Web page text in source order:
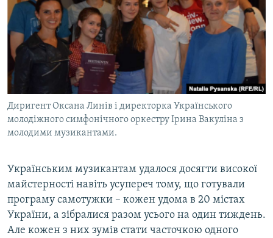
Диригент Оксана Линів і директорка Українського
молодіжного симфонічного оркестру Ірина Вакуліна з
молодими музикантами.
Українським музикантам удалося досягти високої
майстерності навіть усупереч тому, що готували
програму самотужки – кожен удома в 20 містах
України, а зібралися разом усього на один тиждень.
Але кожен з них зумів стати часточкою одного